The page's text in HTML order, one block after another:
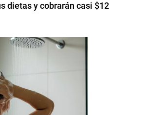
dietas y cobrarán casi $12